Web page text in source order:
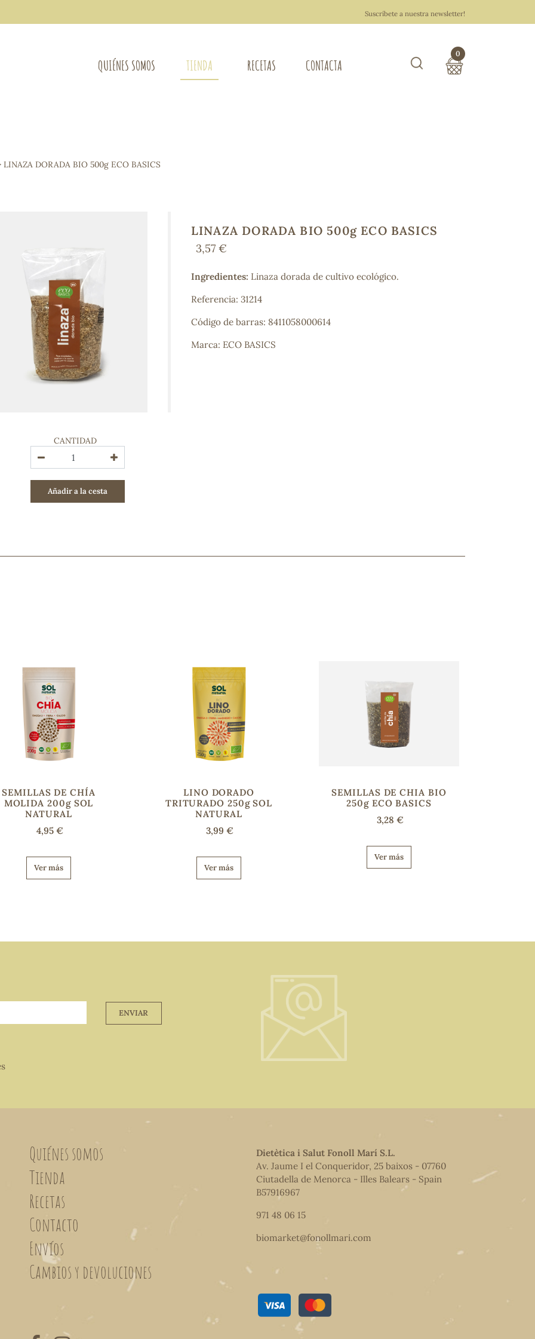
Suscríbete a nuestra newsletter!
QUIÉNES SOMOS TIENDA
Osteo-articular
Mujer
Ácidos Grasos
Depurativos
Bienestar emocional
Jalea Real
Memoria
Hierro
Deporte
Digestivos
Circulatorio, colesterol y glucosa
Superalimentos
Proteína
COSMÉTICA E HIGIENE PERSONAL
Cremas, lociones y aceites corporales
Hombre
Higiene personal
Labiales
Higiene íntima
¿No encuentras tu producto?
y lo encontraremos
RECETAS CONTACTA
0
LINAZA DORADA BIO 500g ECO BASICS
CANTIDAD
Añadir a la cesta
LINAZA DORADA BIO 500g ECO BASICS
3,57 €
Ingredientes: Linaza dorada de cultivo ecológico.
Referencia: 31214
Código de barras: 8411058000614
Marca: ECO BASICS
SEMILLAS DE CHÍA
MOLIDA 200g SOL
NATURAL
4,95 €
Ver más
LINO DORADO
TRITURADO 250g SOL
NATURAL
3,99 €
Ver más
SEMILLAS DE CHIA BIO
250g ECO BASICS
3,28 €
Ver más
ENVIAR
Quiénes somos
Tienda
Recetas
Contacto
Envíos
Cambios y devoluciones
Dietètica i Salut Fonoll Marí S.L.
Av. Jaume I el Conqueridor, 25 baixos - 07760
Ciutadella de Menorca - Illes Balears - Spain
B57916967
971 48 06 15
biomarket@fonollmari.com